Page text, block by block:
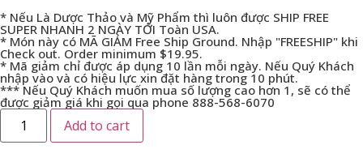
* Nếu Là Dược Thảo và Mỹ Phẩm thì luôn được SHIP FREE
SUPER NHANH 2 NGÀY TỚI Toàn USA.
* Món này có MÃ GIẢM Free Ship Ground. Nhập "FREESHIP" khi
Check out. Order minimum $19.95.
* Mã giảm chỉ được áp dụng 10 lần mỗi ngày. Nếu Quý Khách
nhập vào và có hiệu lực xin đặt hàng trong 10 phút.
*** Nếu Quý Khách muốn mua số lượng cao hơn 1, sẽ có thể
được giảm giá khi gọi qua phone 888-568-6070
Add to cart